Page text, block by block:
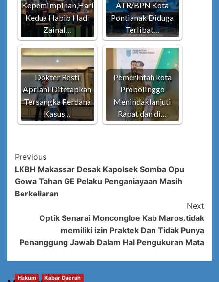
Kepemimpinan,Hari
Kedua Habib Hadi
Zainal…
ATR/BPN Kota
Pontianak Diduga
Terlibat…
Dokter Resti
Apriani Ditetapkan
Tersangka Perdana
Kasus…
Pemerintah kota
Probolinggo
Menindaklanjuti
Rapat dan di…
Post
Navigation
Previous
LKBH Makassar Desak Kapolsek Somba Opu
Gowa Tahan GE Pelaku Penganiayaan Masih
Berkeliaran
Next
Optik Senarai Moncongloe Kab Maros.tidak
memiliki izin Praktek Dan Tidak Punya
Penanggung Jawab Dalam Hal Pengukuran Mata
Hukum Kabar Daerah